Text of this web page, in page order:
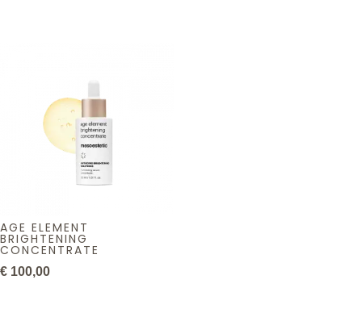
AGE ELEMENT
BRIGHTENING
CONCENTRATE
€ 100,00